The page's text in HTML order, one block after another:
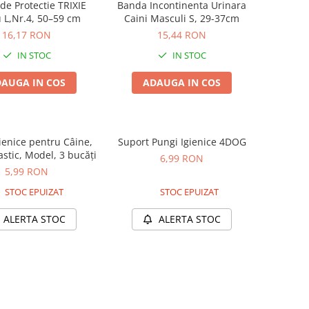
Protectie TRIXIE
50–59 cm
16,17 RON
IN STOC
IN COS
Banda Incontinenta Urinara
Caini Masculi S, 29-37cm
15,44 RON
IN STOC
ADAUGA IN COS
pentru Câine,
Model, 3 bucăți
5,99 RON
STOC EPUIZAT
ALERTA STOC
Suport Pungi Igienice 4DOG
6,99 RON
STOC EPUIZAT
ALERTA STOC